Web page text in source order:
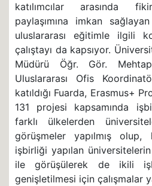
katılımcılar arasında
paylaşımına imkan
uluslararası eğitimle ilgili
çalıştayı da kapsıyor.
Müdürü Öğr. Gör.
Uluslararası Ofis
katıldığı Fuarda, Erasmus+
131 projesi kapsamında
farklı ülkelerden
görüşmeler yapılmış olup,
işbirliği yapılan
ile görüşülerek de ikili
genişletilmesi için çalışmalar